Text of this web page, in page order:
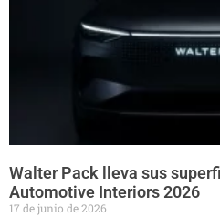
Walter Pack lleva sus
Automotive Interiors 2026
17 de junio de 2026